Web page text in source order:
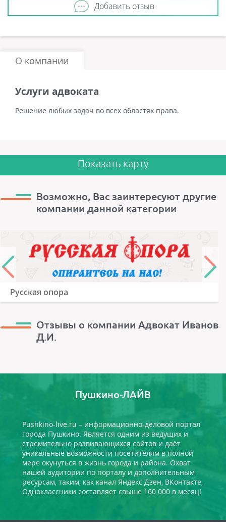
Добавить отзыв
О компании
Услуги адвоката
Решение любых задач во всех областях права.
Показать карту
Возможно, Вас заинтересуют другие
компании данной категории
Русская опора
Отзывы о компании Адвокат Иванов
Д.И.
Пушкино-ЛАЙВ
Pushkino-live.ru – информационно-деловой портал
города Пушкино. Является одним из ведущих и
стремительно развивающихся сайтов и даёт
уникальные возможности посетителям в полной
мере окунуться в жизнь города и района. Охват
нашей аудитории по порталу и дополнительным
ресурсам, таким, как канал Яндекс Дзен, ВКонтакте,
Одноклассники составляет свыше 160 000 в месяц!